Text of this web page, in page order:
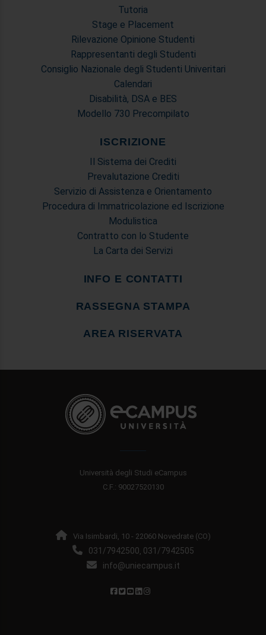
pubblicità e social media, i quali potrebbero combinarle
con altre informazioni che ha fornito loro o che hanno
raccolto dal suo utilizzo dei loro servizi.
Tutoria
Stage e Placement
Rilevazione Opinione Studenti
Rappresentanti degli Studenti
Consiglio Nazionale degli Studenti Univeritari
Calendari
Disabilità, DSA e BES
Modello 730 Precompilato
ISCRIZIONE
Il Sistema dei Crediti
Prevalutazione Crediti
Servizio di Assistenza e Orientamento
Procedura di Immatricolazione ed Iscrizione
Modulistica
Contratto con lo Studente
La Carta dei Servizi
INFO E CONTATTI
RASSEGNA STAMPA
AREA RISERVATA
Università degli Studi eCampus
C.F.: 90027520130
Via Isimbardi, 10 - 22060 Novedrate (CO)
031/7942500, 031/7942505
info@uniecampus.it